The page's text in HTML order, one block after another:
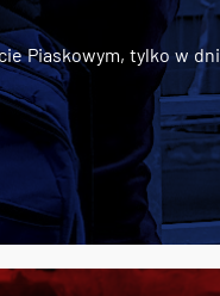
Piaskowym, tylko w